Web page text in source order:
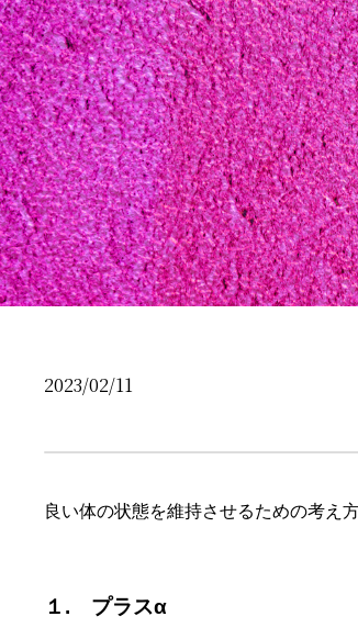
2023/02/11
良い体の状態を維持させるための考え
１. プラスα